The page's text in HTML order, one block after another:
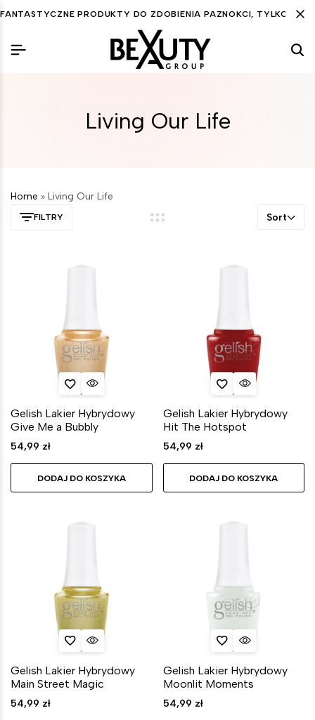
FANTASTYCZNE PRODUKTY DO ZDOBIENIA PAZNOKCI, TYLKO DLA
Living Our Life
Home » Living Our Life
FILTRY Sort
Gelish Lakier Hybrydowy
Give Me a Bubbly
54,99 zł
DODAJ DO KOSZYKA
Gelish Lakier Hybrydowy
Hit The Hotspot
54,99 zł
DODAJ DO KOSZYKA
Gelish Lakier Hybrydowy
Main Street Magic
54,99 zł
Gelish Lakier Hybrydowy
Moonlit Moments
54,99 zł